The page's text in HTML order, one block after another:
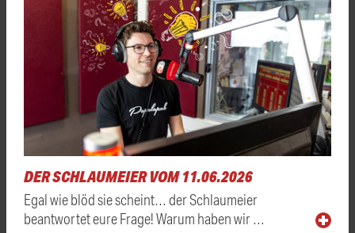
DER SCHLAUMEIER VOM 11.06.2026
Egal wie blöd sie scheint… der Schlaumeier
beantwortet eure Frage! Warum haben wir …